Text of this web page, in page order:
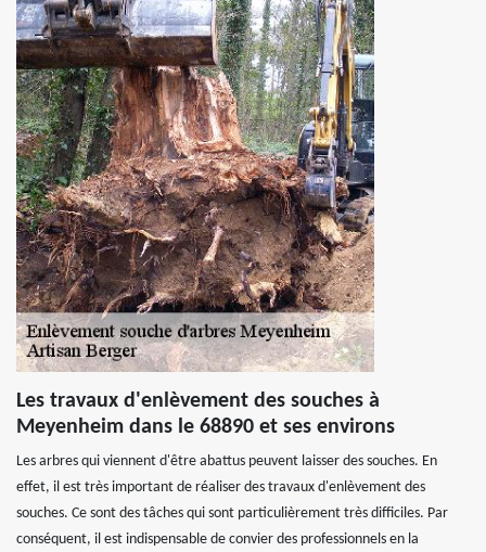
Les travaux d'enlèvement des souches à
Meyenheim dans le 68890 et ses environs
Les arbres qui viennent d'être abattus peuvent laisser des souches. En
effet, il est très important de réaliser des travaux d'enlèvement des
souches. Ce sont des tâches qui sont particulièrement très difficiles. Par
conséquent, il est indispensable de convier des professionnels en la